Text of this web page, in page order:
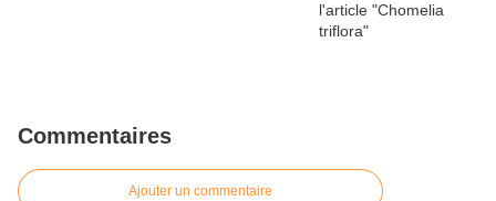
Commentaires
Ajouter un commentaire